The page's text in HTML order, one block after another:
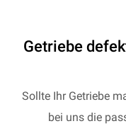
Getriebe
Sollte Ihr Getriebe
bei uns die